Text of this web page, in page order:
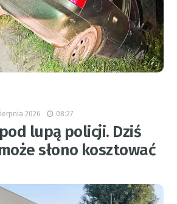
2026 08:27
lupą policji. Dziś
słono kosztować